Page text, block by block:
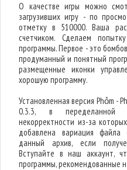
О качестве игры можно
загрузивших игру - по
отметку в 510000. Ваша
счетчиком. Сделаем
программы. Первое - это
продуманный и понятный
размещенные иконки
хорошую программу.
Установленная версия Phỏm -
0.3.3, в переделанной
некорректности из-за
добавлена вариация
данный архив, если
Вступайте в наш аккаунт,
программы, рекомендованные